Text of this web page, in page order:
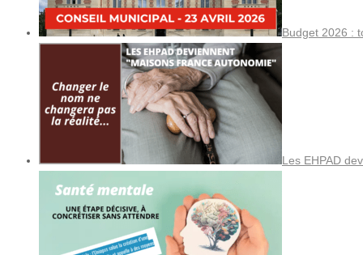
Budget 2026 :
Les EHPAD